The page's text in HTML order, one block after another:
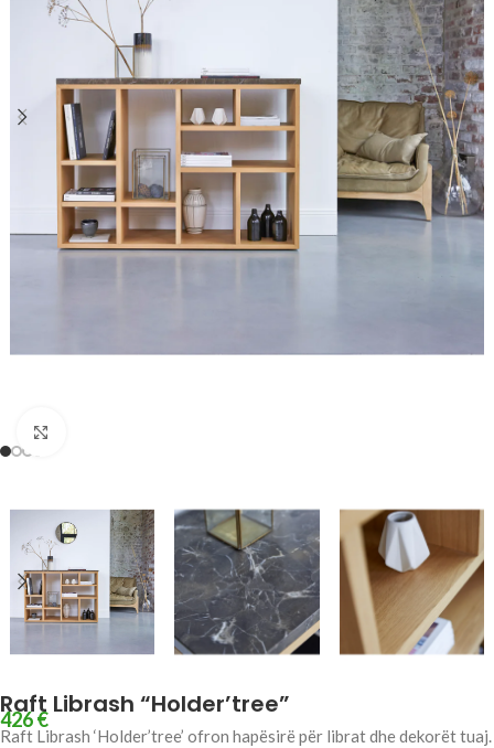
Raft Librash “Holder’tree”
426€
Raft Librash ‘Holder’tree’ ofron hapësirë për librat dhe dekorët tuaj.